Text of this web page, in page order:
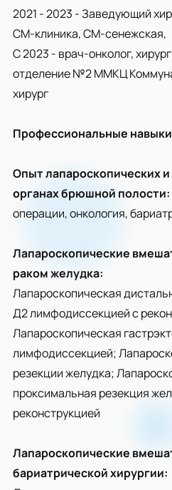
2021 - 2023 - Заведующий
СМ-клиника, СМ-сенежская,
С 2023 - врач-онколог,
отделение №2 ММКЦ
хирург
Профессиональные навыки
Опыт лапароскопических
органах брюшной полости:
операции, онкология,
Лапароскопические
раком желудка:
Лапароскопическая
Д2 лимфодиссекцией с
Лапароскопическая
лимфодиссекцией;
резекции желудка;
проксимальная резекция
реконструкцией
Лапароскопические
бариатрической хирургии: